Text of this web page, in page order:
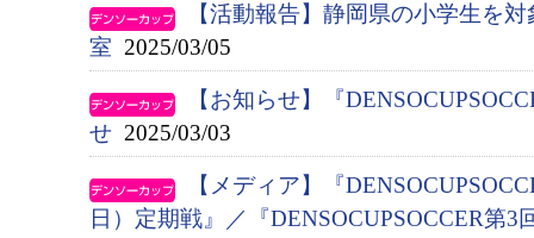
【活動報告】静岡県の小学生を
室 2025/03/05
【お知らせ】『
せ 2025/03/03
【メディア】『
日）定期戦』／『DENSOCUPSOCCER第